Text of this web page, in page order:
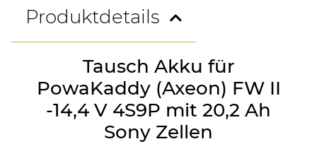
Produktdetails
Tausch Akku für
PowaKaddy (Axeon) FW II
-14,4 V 4S9P mit 20,2 Ah
Sony Zellen